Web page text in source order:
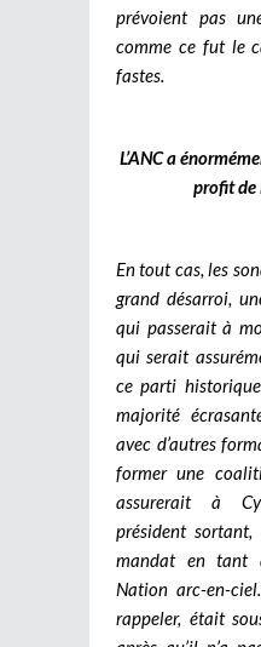
prévoient pas
comme ce fut le
fastes.
L’ANC a
profit de
En tout cas, les
grand désarroi,
qui passerait à
qui serait
ce parti
majorité
avec d’autres
former une
assurerait à
président
mandat en tant
Nation arc-en-
rappeler, était